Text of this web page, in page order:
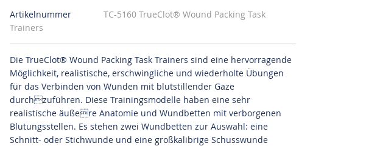
Artikelnummer
TC-5160 TrueClot® Wound Packing Task
Trainers
Die TrueClot® Wound Packing Task Trainers sind eine hervorragende
Möglichkeit, realistische, erschwingliche und wiederholte Übungen
für das Verbinden von Wunden mit blutstillender Gaze
durchzuführen. Diese Trainingsmodelle haben eine sehr
realistische äußere Anatomie und Wundbetten mit verborgenen
Blutungsstellen. Es stehen zwei Wundbetten zur Auswahl: eine
Schnitt- oder Stichwunde und eine großkalibrige Schusswunde